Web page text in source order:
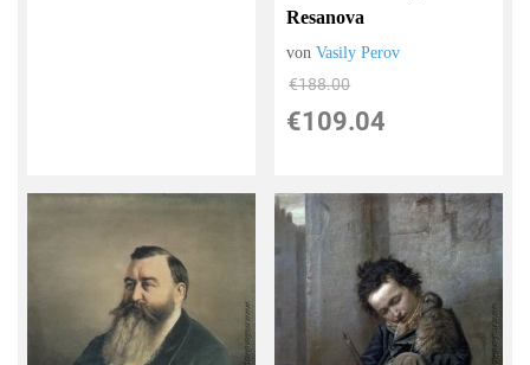
Resanova
vonVasily Perov
€188.00
€109.04